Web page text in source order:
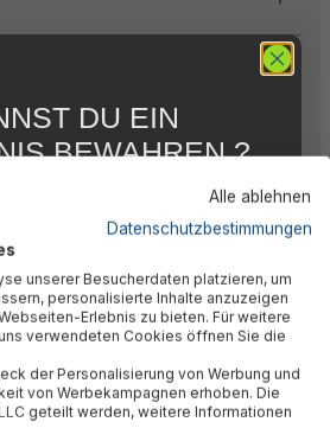
auch
Alle ablehnen
Datenschutzbestimmungen
unserer Besucherdaten platzieren, um
personalisierte Inhalte anzuzeigen
Erlebnis zu bieten. Für weitere
verwendeten Cookies öffnen Sie die
der Personalisierung von Werbung und
von Werbekampagnen erhoben. Die
geteilt werden, weitere Informationen
DU EIN
BEWAHREN ?
FÜR DICH
unseren kostenlosen
keine Neuigkeiten und
und sichere Dir 5 %
auf nicht reduzierte Ware
ersten Bestellung !*